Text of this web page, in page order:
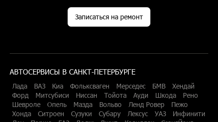
Записаться на ремонт
АВТОСЕРВИСЫ В САНКТ-ПЕТЕРБУРГЕ
Лада ВАЗ Киа Фольксваген Мерседес БМВ
Хендай
Форд
Митсубиси Ниссан Тойота Ауди Шкода
Рено
Шевроле
Опель Мазда Вольво Ленд Ровер
Пежо
Хонда
Ситроен Сузуки Субару Лексус УАЗ
Инфинити